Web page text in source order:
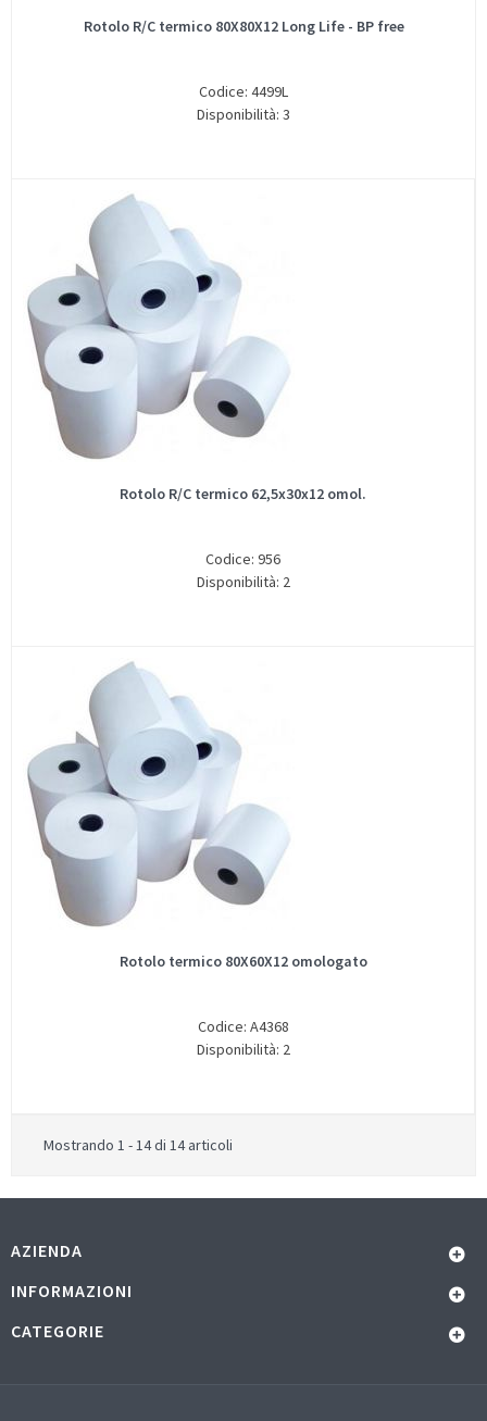
Rotolo R/C termico 80X80X12 Long Life - BP free
Codice: 4499L
Disponibilità: 3
Rotolo R/C termico 62,5x30x12 omol.
Codice: 956
Disponibilità: 2
Rotolo termico 80X60X12 omologato
Codice: A4368
Disponibilità: 2
Mostrando 1 - 14 di 14 articoli
AZIENDA
INFORMAZIONI
CATEGORIE